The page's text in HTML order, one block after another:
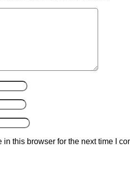
this browser for the next time I